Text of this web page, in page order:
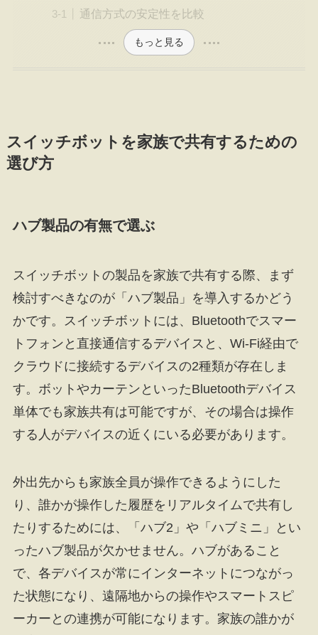
通信方式の安定性を比較
もっと見る
スイッチボットを家族で共有するための
選び方
ハブ製品の有無で選ぶ
スイッチボットの製品を家族で共有する際、まず
検討すべきなのが「ハブ製品」を導入するかどう
かです。スイッチボットには、Bluetoothでスマー
トフォンと直接通信するデバイスと、Wi-Fi経由で
クラウドに接続するデバイスの2種類が存在しま
す。ボットやカーテンといったBluetoothデバイス
単体でも家族共有は可能ですが、その場合は操作
する人がデバイスの近くにいる必要があります。
外出先からも家族全員が操作できるようにした
り、誰かが操作した履歴をリアルタイムで共有し
たりするためには、「ハブ2」や「ハブミニ」とい
ったハブ製品が欠かせません。ハブがあること
で、各デバイスが常にインターネットにつながっ
た状態になり、遠隔地からの操作やスマートスピ
ーカーとの連携が可能になります。家族の誰かが